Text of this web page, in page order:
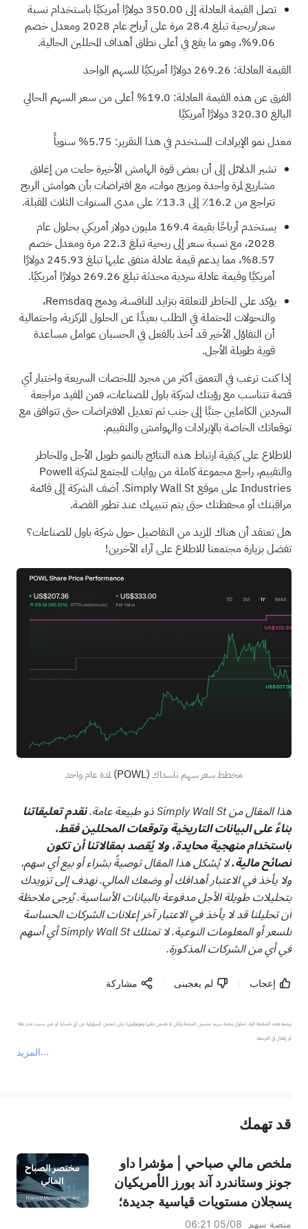
تصل القيمة العادلة إلى 350.00 دولارًا أمريكيًا باستخدام نسبة
سعر/ربحية تبلغ 28.4 مرة على أرباح عام 2028 ومعدل خصم
9.06%، وهو ما يقع في أعلى نطاق أهداف المحللين الحالية.
القيمة العادلة: 269.26 دولارًا أمريكيًا للسهم الواحد
الفرق عن هذه القيمة العادلة: 19.0% أعلى من سعر السهم الحالي
البالغ 320.30 دولارًا أمريكيًا
معدل نمو الإيرادات المستخدم في هذا التقرير: 5.75% سنوياً
تشير الدلائل إلى أن بعض قوة الهامش الأخيرة جاءت من إغلاق
مشاريع لمرة واحدة ومزيج موات، مع افتراضات بأن هوامش الربح
تتراجع من 16.2٪ إلى 13.3٪ على مدى السنوات الثلاث المقبلة.
يستخدم أرباحًا بقيمة 169.4 مليون دولار أمريكي بحلول عام
2028، مع نسبة سعر إلى ربحية تبلغ 22.3 مرة ومعدل خصم
8.57%، مما يدعم قيمة عادلة متفق عليها تبلغ 245.93 دولارًا
أمريكيًا وقيمة عادلة سردية محدثة تبلغ 269.26 دولارًا أمريكيًا.
يؤكد على المخاطر المتعلقة بتزايد المنافسة، ودمج Remsdaq،
والتحولات المحتملة في الطلب بعيدًا عن الحلول المركزية، واحتمالية
أن التفاؤل الأخير قد أخذ بالفعل في الحسبان عوامل مساعدة
قوية طويلة الأجل.
إذا كنت ترغب في التعمق أكثر من مجرد الملخصات السريعة واختبار أي
قصة تتناسب مع رؤيتك لشركة باول للصناعات، فمن المفيد مراجعة
السردين الكاملين جنبًا إلى جنب ثم تعديل الافتراضات حتى تتوافق مع
توقعاتك الخاصة بالإيرادات والهوامش والتقييم.
للاطلاع على كيفية ارتباط هذه النتائج بالنمو طويل الأجل والمخاطر
والتقييم، راجع مجموعة كاملة منروايات المجتمع
لشركة Powell
Industries على موقع Simply Wall St. أضف الشركة إلى
قائمة
مراقبتكأو محفظتكحتى يتم تنبيهك عند تطور القصة.
هل تعتقد أن هناك المزيد من التفاصيل حول شركة باول للصناعات؟
تفضل بزيارة مجتمعنا للاطلاع على آراء الآخرين!
مخطط سعر سهم ناسداك(POWL)لمدة عام واحد
هذا المقال من Simply Wall St ذو طبيعة عامة.
نقدم تعليقاتنا
بناءً على البيانات التاريخية وتوقعات المحللين فقط،
باستخدام منهجية محايدة، ولا يُقصد بمقالاتنا أن تكون
نصائح مالية.لا يُشكل هذا المقال توصيةً بشراء أو بيع أي سهم،
ولا يأخذ في الاعتبار أهدافك أو وضعك المالي. نهدف إلى تزويدك
بتحليلات طويلة الأجل مدفوعة بالبيانات الأساسية. يُرجى ملاحظة
أن تحليلنا قد لا يأخذ في الاعتبار آخر إعلانات الشركات الحساسة
للسعر أو المعلومات النوعية. لا تمتلك Simply Wall St أي أسهم
في أي من الشركات المذكورة.
إعجاب لم يعجبنى مشاركة
المزيد
ترجمة هذه الصفحة آلية. تحاول منصة سهم تحسين الترجمة ولكن لا تضمن دقتها وموثوقيتها، ولن تتحمل المسؤولية عن أي خسارة أو ضرر بسبب عدم دقة
أو إغفال في الترجمة.
عند الضرورة، يرجى استشارة مستشار استثمار محترف. لا تقدم منصة سهم أي مشورة استثمارية، ولا تقدم أي التزامات أو ضمانات.
قد تهمك
ملخص مالي صباحي | مؤشرا داو
جونز وستاندرد آند بورز الأمريكيان
يسجلان مستويات قياسية جديدة؛
منصة سهم 05/08 06:21